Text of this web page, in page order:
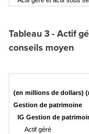
Tableau 3 - Actif
conseils moyen
(en millions de dollars)
Gestion de patrimoine
IG Gestion de
Actif géré